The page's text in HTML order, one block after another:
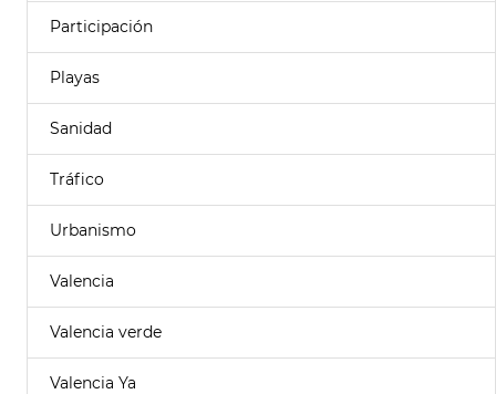
Participación
Playas
Sanidad
Tráfico
Urbanismo
Valencia
Valencia verde
Valencia Ya